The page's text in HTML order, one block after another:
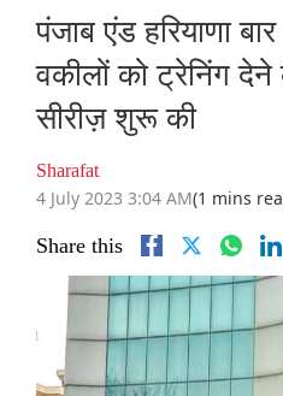
पंजाब एंड हरियाणा
वकीलों को ट्रेनिंग
सीरीज़ शुरू की
Sharafat
4 July 2023 3:04 AM(1 mins
Share this